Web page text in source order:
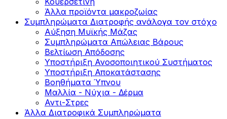
Άλλα προϊόντα μακροζωίας
Συμπληρώματα Διατροφής ανάλογα τον στόχο
Αύξηση Μυϊκής Μάζας
Συμπληρώματα Aπώλειας Βάρους
Βελτίωση Απόδοσης
Υποστήριξη Ανοσοποιητικού Συστήματος
Yποστήριξη Αποκατάστασης
Βοηθήματα Ύπνου
Μαλλία - Νύχια - Δέρμα
Αντι-Στρες
Άλλα Διατροφικά Συμπληρώματα